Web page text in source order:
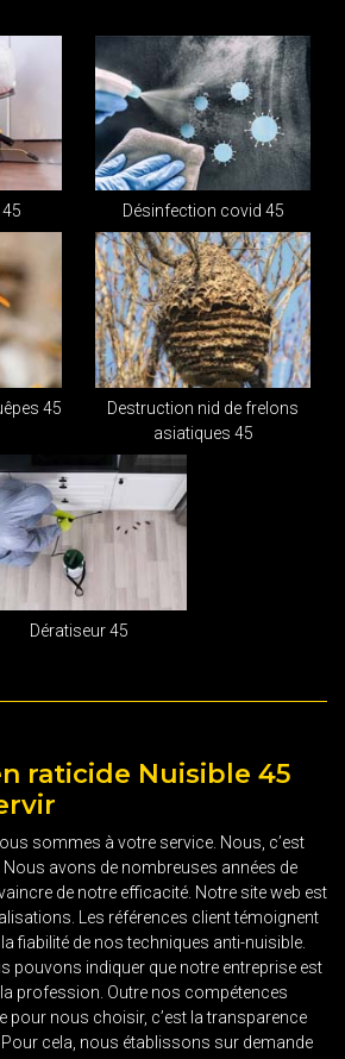
Désinfection covid 45
45
Destruction nid de frelons
asiatiques 45
Dératiseur 45
raticide Nuisible 45
sommes à votre service. Nous, c’est
Nous avons de nombreuses années de
de notre efficacité. Notre site web est
Les références client témoignent
fiabilité de nos techniques anti-nuisible.
pouvons indiquer que notre entreprise est
profession. Outre nos compétences
pour nous choisir, c’est la transparence
cela, nous établissons sur demande